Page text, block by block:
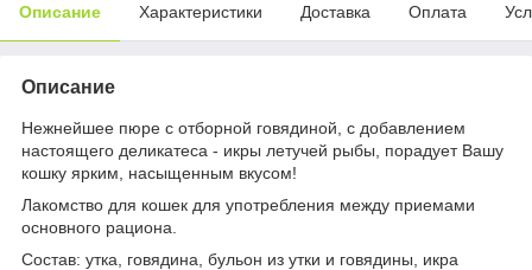
Описание Характеристики Доставка Оплата
Описание
Нежнейшее пюре с отборной говядиной, с добавлением
настоящего деликатеса - икры летучей рыбы, порадует Вашу
кошку ярким, насыщенным вкусом!
Лакомство для кошек для употребления между приемами
основного рациона.
Состав: утка, говядина, бульон из утки и говядины, икра